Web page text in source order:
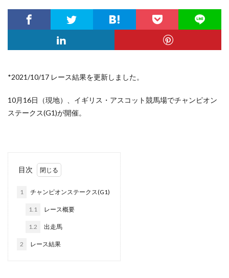
*2021/10/17 レース結果を更新しました。
10月16日（現地）、イギリス・アスコット競馬場でチャンピオン
ステークス(G1)が開催。
目次
1 チャンピオンステークス(G1)
1.1 レース概要
1.2 出走馬
2 レース結果